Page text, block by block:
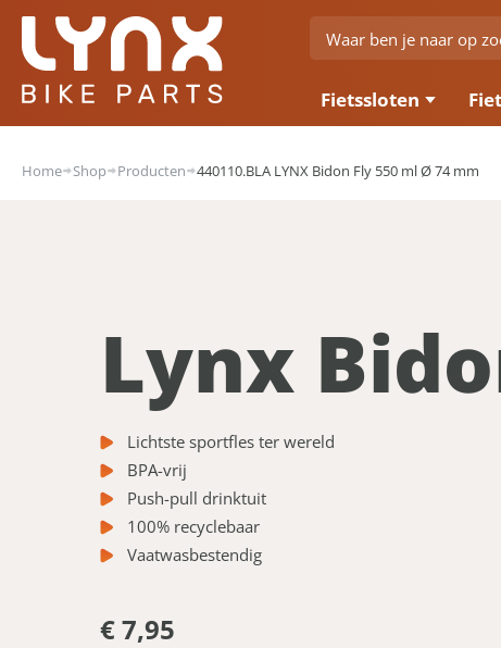
Fietssloten
Home Shop Producten 440110.BLA LYNX Bidon Fly 550 ml Ø 74 mm
Lynx
Lichtste sportfles ter wereld
BPA-vrij
Push-pull drinktuit
100% recyclebaar
Vaatwasbestendig
€ 7,95